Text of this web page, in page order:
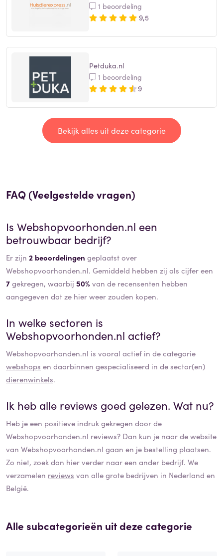
1 beoordeling
9,5
Petduka.nl
1 beoordeling
9
Bekijk alles uit deze categorie
FAQ (Veelgestelde vragen)
Is Webshopvoorhonden.nl een
betrouwbaar bedrijf?
Er zijn 2 beoordelingen geplaatst over
Webshopvoorhonden.nl. Gemiddeld hebben zij als cijfer een
7gekregen, waarbij 50% van de recensenten hebben
aangegeven dat ze hier weer zouden kopen.
In welke sectoren is
Webshopvoorhonden.nl actief?
Webshopvoorhonden.nl is vooral actief in de categorie
webshops en daarbinnen gespecialiseerd in de sector(en)
dierenwinkels.
Ik heb alle reviews goed gelezen. Wat nu?
Heb je een positieve indruk gekregen door de
Webshopvoorhonden.nl reviews? Dan kun je naar de website
van Webshopvoorhonden.nl gaan en je bestelling plaatsen.
Zo niet, zoek dan hier verder naar een ander bedrijf. We
verzamelen reviews van alle grote bedrijven in Nederland en
België.
Alle subcategorieën uit deze categorie